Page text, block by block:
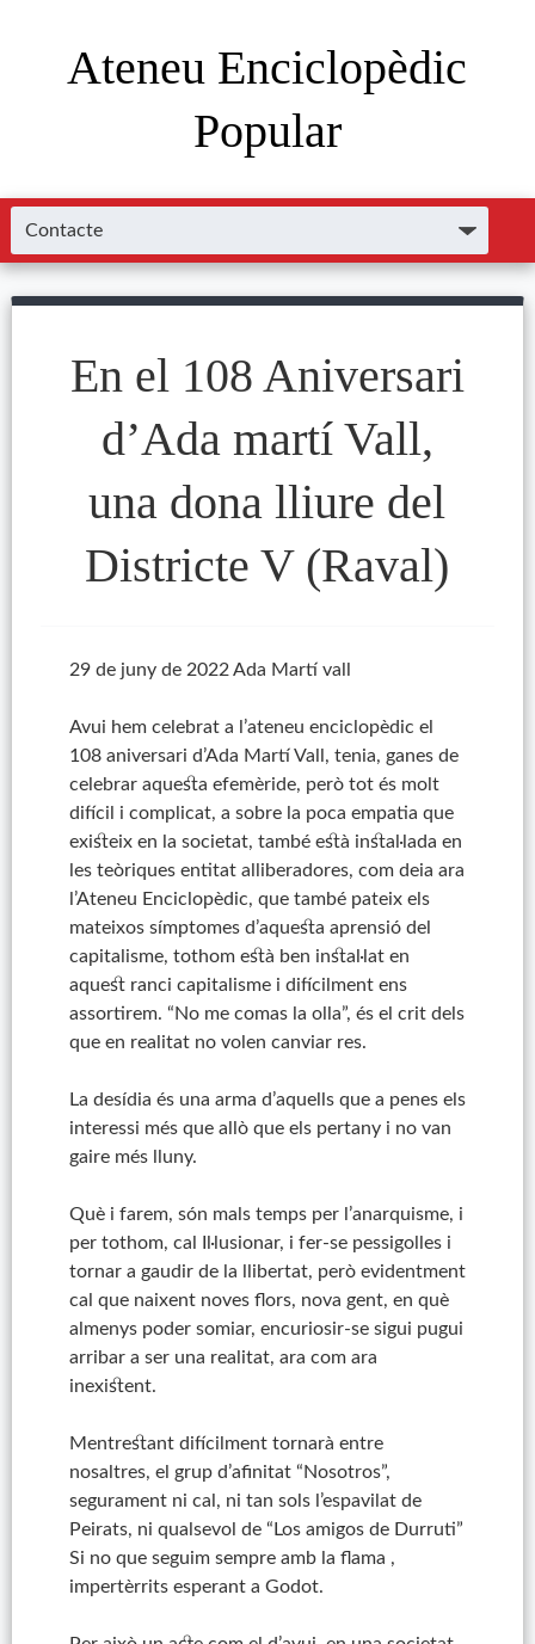
Ateneu Enciclopèdic
Popular
En el 108 Aniversari
d’Ada martí Vall,
una dona lliure del
Districte V (Raval)
29 de juny de 2022 Ada Martí vall
Avui hem celebrat a l’ateneu enciclopèdic el
108 aniversari d’Ada Martí Vall, tenia, ganes de
celebrar aquesta efemèride, però tot és molt
difícil i complicat, a sobre la poca empatia que
existeix en la societat, també està instal·lada en
les teòriques entitat alliberadores, com deia ara
l’Ateneu Enciclopèdic, que també pateix els
mateixos símptomes d’aquesta aprensió del
capitalisme, tothom està ben instal·lat en
aquest ranci capitalisme i difícilment ens
assortirem. “No me comas la olla”, és el crit dels
que en realitat no volen canviar res.
La desídia és una arma d’aquells que a penes els
interessi més que allò que els pertany i no van
gaire més lluny.
Què i farem, són mals temps per l’anarquisme, i
per tothom, cal Il·lusionar, i fer-se pessigolles i
tornar a gaudir de la llibertat, però evidentment
cal que naixent noves flors, nova gent, en què
almenys poder somiar, encuriosir-se sigui pugui
arribar a ser una realitat, ara com ara
inexistent.
Mentrestant difícilment tornarà entre
nosaltres, el grup d’afinitat “Nosotros”,
segurament ni cal, ni tan sols l’espavilat de
Peirats, ni qualsevol de “Los amigos de Durruti”
Si no que seguim sempre amb la flama ,
impertèrrits esperant a Godot.